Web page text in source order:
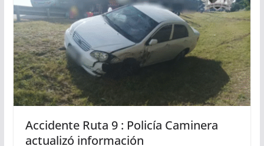
Accidente Ruta 9 : Policía Caminera
actualizó información